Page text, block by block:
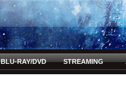
BLU-RAY/DVD STREAMING